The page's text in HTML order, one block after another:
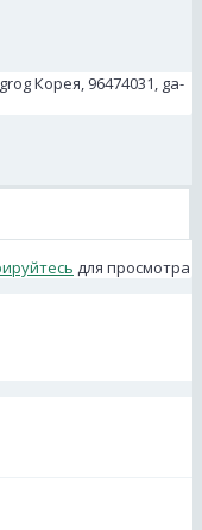
Корея, 96474031, ga-
для просмотра